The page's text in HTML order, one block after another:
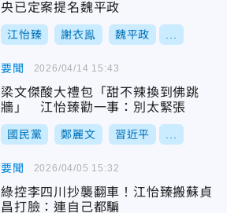
央已定案提名魏平政
江怡臻 謝衣鳯 魏平政
要聞
梁文傑酸大禮包「甜不辣換到佛跳
牆」 江怡臻勸一事：別太緊張
國民黨 鄭麗文 習近平
2026/04/14 15:43
要聞
綠控李四川抄襲翻車！江怡臻搬蘇貞
昌打臉：連自己都騙
2026/04/05 15:32